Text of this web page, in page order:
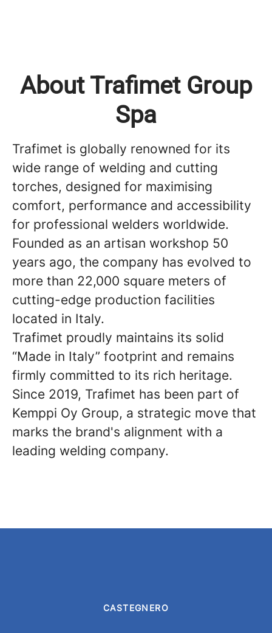
About Trafimet Group
Spa
Trafimet is globally renowned for its
wide range of welding and cutting
torches, designed for maximising
comfort, performance and accessibility
for professional welders worldwide.
Founded as an artisan workshop 50
years ago, the company has evolved to
more than 22,000 square meters of
cutting-edge production facilities
located in Italy.
Trafimet proudly maintains its solid
“Made in Italy” footprint and remains
firmly committed to its rich heritage.
Since 2019, Trafimet has been part of
Kemppi Oy Group, a strategic move that
marks the brand's alignment with a
leading welding company.
CASTEGNERO